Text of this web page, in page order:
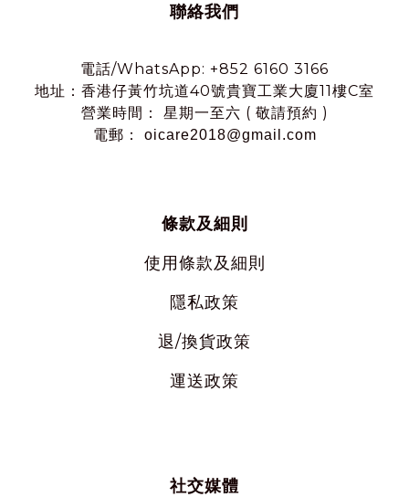
聯絡我們
電話/WhatsApp: +852 6160 3166
地址：香港仔黃竹坑道40號貴寶工業大廈11樓C室
營業時間： 星期一至六 ( 敬請預約 )
電郵： oicare2018@gmail.com
條款及細則
使用條款及細則
隱私政策
退/換貨政策
運送政策
社交媒體